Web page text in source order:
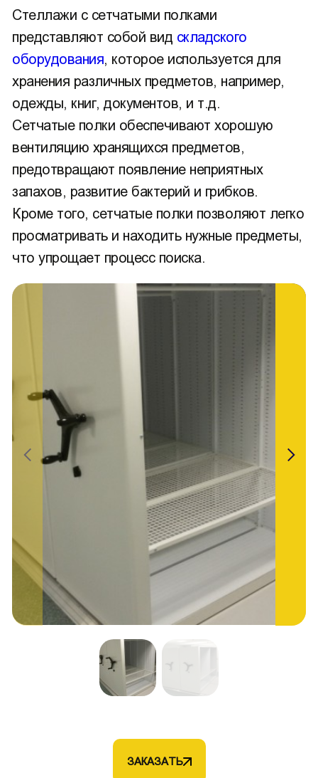
Стеллажи с сетчатыми полками
представляют собой вид складского
оборудования, которое используется для
хранения различных предметов, например,
одежды, книг, документов, и т.д.
Сетчатые полки обеспечивают хорошую
вентиляцию хранящихся предметов,
предотвращают появление неприятных
запахов, развитие бактерий и грибков.
Кроме того, сетчатые полки позволяют легко
просматривать и находить нужные предметы,
что упрощает процесс поиска.
ЗАКАЗАТЬ